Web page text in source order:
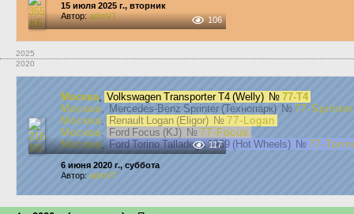
106
15 июля 2025 г., вторник
Автор:admVT
2025
2020
117
Москва, Volkswagen Transporter T4 (Welly) № 77-T4
Москва, Mercedes-Benz Sprinter (Технопарк) № 77-
Москва, Renault Logan (Eligor) № 77-Logan
Москва, Ford Focus (KJ) № 77-Focus
Москва,Ford Torino Talladega 1969 (Hot Wheels) № 77-
6 июня 2020 г., суббота
Автор: admVT